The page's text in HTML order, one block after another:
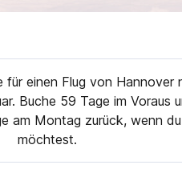
einen Flug von Hannover
Buche 59 Tage im Voraus
am Montag zurück, wenn
möchtest.